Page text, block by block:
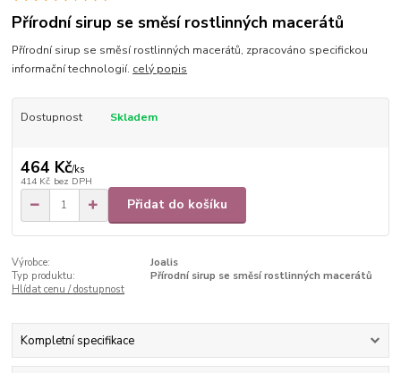
Přírodní sirup se směsí rostlinných macerátů
Přírodní sirup se směsí rostlinných macerátů, zpracováno specifickou
informační technologií. celý popis
Dostupnost Skladem
464 Kč/ks
414 Kč bez DPH
Přidat do košíku
Výrobce:
Joalis
Typ produktu:
Přírodní sirup se směsí rostlinných macerátů
Hlídat cenu / dostupnost
Kompletní specifikace